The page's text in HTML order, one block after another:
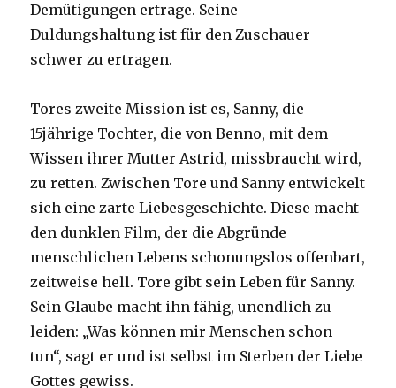
Demütigungen ertrage. Seine
Duldungshaltung ist für den Zuschauer
schwer zu ertragen.
Tores zweite Mission ist es, Sanny, die
15jährige Tochter, die von Benno, mit dem
Wissen ihrer Mutter Astrid, missbraucht wird,
zu retten. Zwischen Tore und Sanny entwickelt
sich eine zarte Liebesgeschichte. Diese macht
den dunklen Film, der die Abgründe
menschlichen Lebens schonungslos offenbart,
zeitweise hell. Tore gibt sein Leben für Sanny.
Sein Glaube macht ihn fähig, unendlich zu
leiden: „Was können mir Menschen schon
tun“, sagt er und ist selbst im Sterben der Liebe
Gottes gewiss.